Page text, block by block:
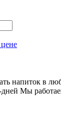
напиток в
дней Мы